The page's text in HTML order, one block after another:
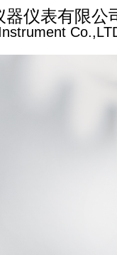
器仪表有限公